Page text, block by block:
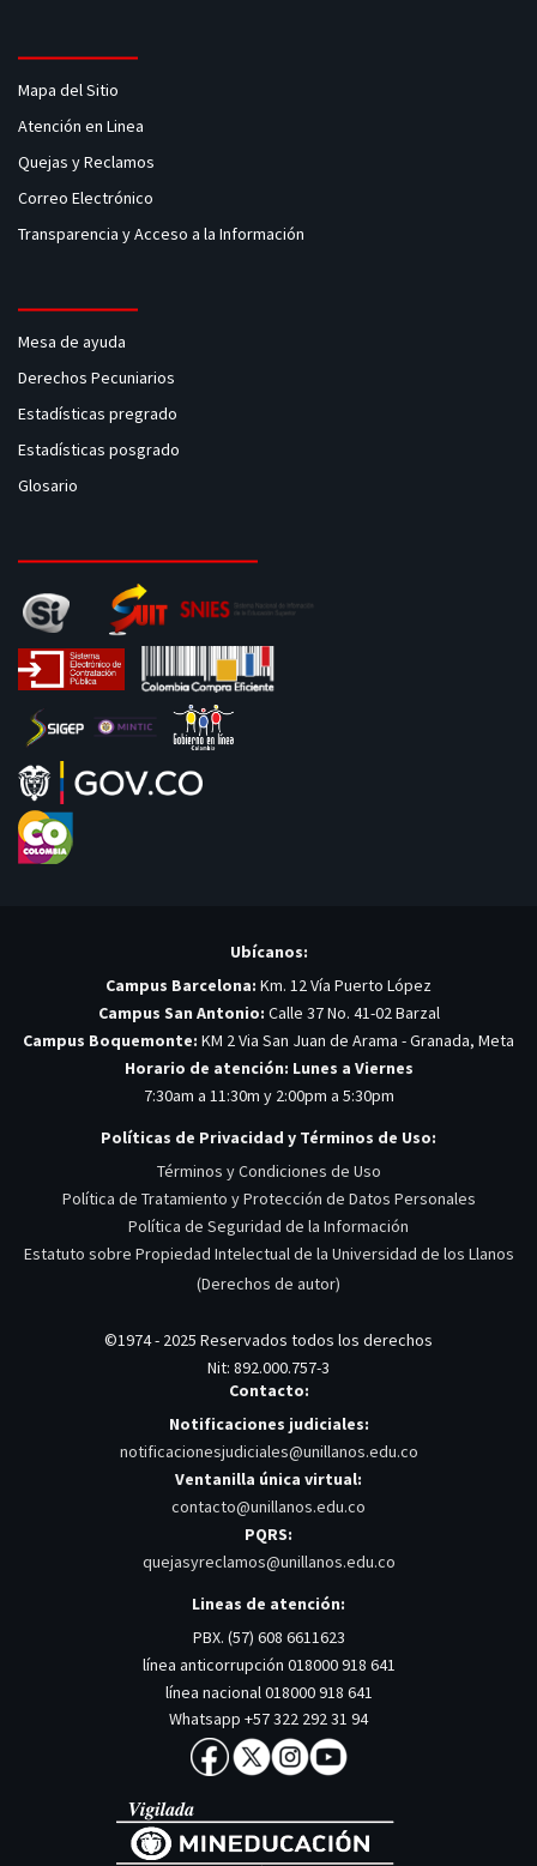
Mapa del Sitio
Atención en Linea
Quejas y Reclamos
Correo Electrónico
Transparencia y Acceso a la Información
Mesa de ayuda
Derechos Pecuniarios
Estadísticas pregrado
Estadísticas posgrado
Glosario
Ubícanos:
Campus Barcelona: Km. 12 Vía Puerto López
Campus San Antonio: Calle 37 No. 41-02 Barzal
Campus Boquemonte: KM 2 Via San Juan de Arama - Granada, Meta
Horario de atención: Lunes a Viernes
7:30am a 11:30m y 2:00pm a 5:30pm
Políticas de Privacidad y Términos de Uso:
Términos y Condiciones de Uso
Política de Tratamiento y Protección de Datos Personales
Política de Seguridad de la Información
Estatuto sobre Propiedad Intelectual de la Universidad de los Llanos
(Derechos de autor)
©1974 - 2025 Reservados todos los derechos
Nit: 892.000.757-3
Contacto:
Notificaciones judiciales:
notificacionesjudiciales@unillanos.edu.co
Ventanilla única virtual:
contacto@unillanos.edu.co
PQRS:
quejasyreclamos@unillanos.edu.co
Lineas de atención:
PBX. (57) 608 6611623
línea anticorrupción 018000 918 641
línea nacional 018000 918 641
Whatsapp +57 322 292 31 94